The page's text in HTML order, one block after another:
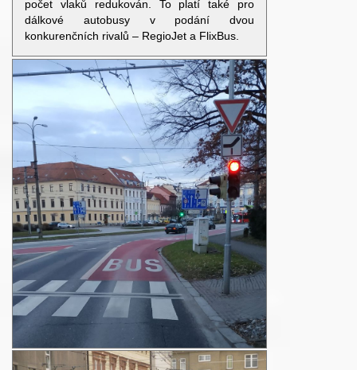
počet vlaků redukován. To platí také pro
dálkové autobusy v podání dvou
konkurenčních rivalů – RegioJet a FlixBus.